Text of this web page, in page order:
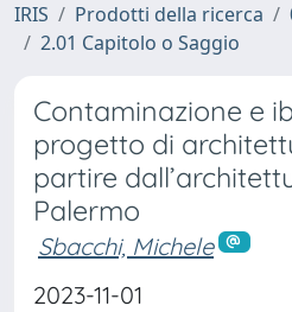
IRIS Prodotti della ricerca
2.01 Capitolo o Saggio
Contaminazione e
progetto di
partire
Palermo
Sbacchi, Michele
2023-11-01